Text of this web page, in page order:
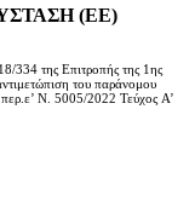
(ΕΕ)
334 της Επιτροπής της 1ης
του παράνομου
Ν. 5005/2022 Τεύχος A’